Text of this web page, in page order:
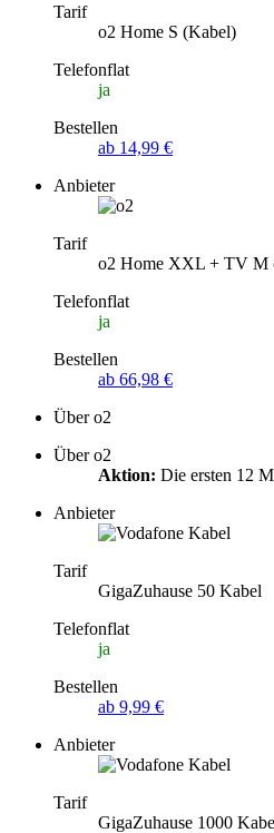
Tarif
o2 Home S (Kabel)
Telefonflat
ja
Bestellen
ab 14,99 €
Anbieter
Tarif
o2 Home XXL + TV M
Telefonflat
ja
Bestellen
ab 66,98 €
Über o2
Über o2
Aktion: Die ersten 12
Anbieter
Tarif
GigaZuhause 50 Kabel
Telefonflat
ja
Bestellen
ab 9,99 €
Anbieter
Tarif
GigaZuhause 1000